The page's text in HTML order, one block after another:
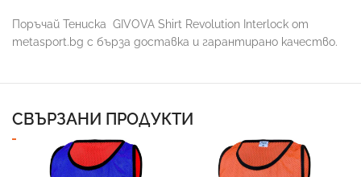
Поръчай Тениска GIVOVA Shirt Revolution Interlock от
metasport.bg с бърза доставка и гарантирано качество.
СВЪРЗАНИ ПРОДУКТИ